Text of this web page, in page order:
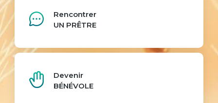
Rencontrer
UN PRÊTRE
Devenir
BÉNÉVOLE